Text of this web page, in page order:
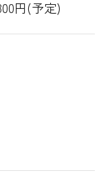
円(予定)